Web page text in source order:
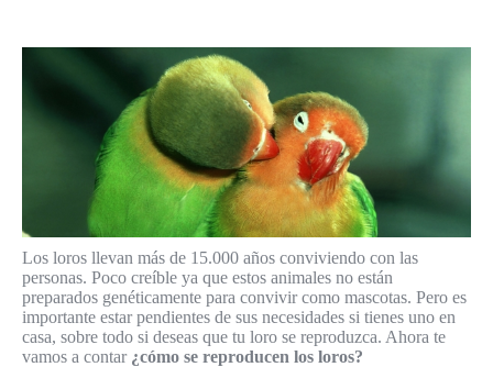
Los loros llevan más de 15.000 años conviviendo con las
personas. Poco creíble ya que estos animales no están
preparados genéticamente para convivir como mascotas. Pero es
importante estar pendientes de sus necesidades si tienes uno en
casa, sobre todo si deseas que tu loro se reproduzca. Ahora te
vamos a contar ¿cómo se reproducen los loros?